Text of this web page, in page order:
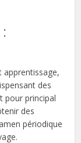
apprentissage,
des
pour principal
des
périodique